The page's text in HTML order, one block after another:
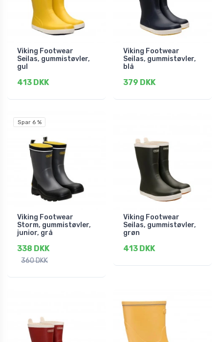
Viking Footwear
Seilas, gummistøvler,
gul
413 DKK
Viking Footwear
Seilas, gummistøvler,
blå
379 DKK
Spar 6 %
Viking Footwear
Storm, gummistøvler,
junior, grå
338 DKK
360 DKK
Viking Footwear
Seilas, gummistøvler,
grøn
413 DKK